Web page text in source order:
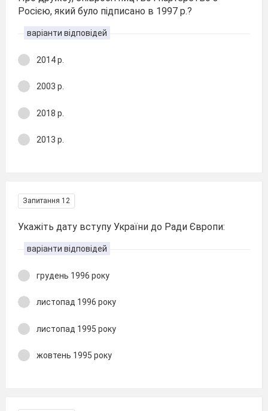
Росією, який було підписано в 1997 р.?
варіанти відповідей
2014 р.
2003 р.
2018 р.
2013 р.
Запитання 12
Укажіть дату вступу України до Ради Європи:
варіанти відповідей
грудень 1996 року
листопад 1996 року
листопад 1995 року
жовтень 1995 року